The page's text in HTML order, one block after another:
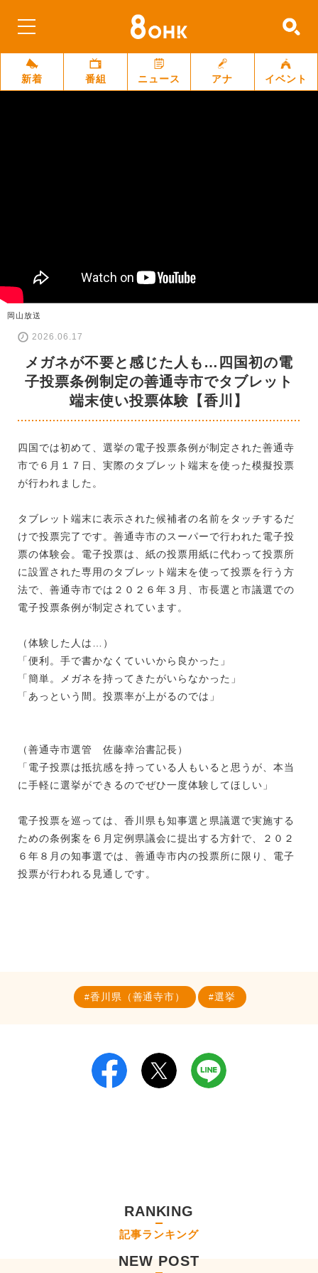
新着 番組 ニュース アナ イベント
岡山放送
2026.06.17
メガネが不要と感じた人も…四国初の電
子投票条例制定の善通寺市でタブレット
端末使い投票体験【香川】
四国では初めて、選挙の電子投票条例が制定された善通寺
市で６月１７日、実際のタブレット端末を使った模擬投票
が行われました。
タブレット端末に表示された候補者の名前をタッチするだ
けで投票完了です。善通寺市のスーパーで行われた電子投
票の体験会。電子投票は、紙の投票用紙に代わって投票所
に設置された専用のタブレット端末を使って投票を行う方
法で、善通寺市では２０２６年３月、市長選と市議選での
電子投票条例が制定されています。
（体験した人は…）
「便利。手で書かなくていいから良かった」
「簡単。メガネを持ってきたがいらなかった」
「あっという間。投票率が上がるのでは」
（善通寺市選管 佐藤幸治書記長）
「電子投票は抵抗感を持っている人もいると思うが、本当
に手軽に選挙ができるのでぜひ一度体験してほしい」
電子投票を巡っては、香川県も知事選と県議選で実施する
ための条例案を６月定例県議会に提出する方針で、２０２
６年８月の知事選では、善通寺市内の投票所に限り、電子
投票が行われる見通しです。
香川県（善通寺市） 選挙
RANKING
記事ランキング
NEW POST